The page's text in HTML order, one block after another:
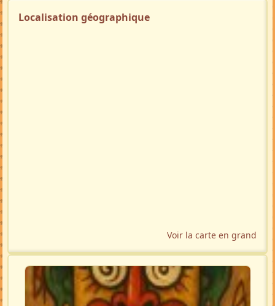
Localisation géographique
Voir la carte en grand